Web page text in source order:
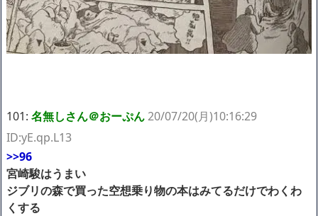
101: 名無しさん＠おーぷん20/07/20(月)10:16:29
ID:yE.qp.L13
>>96
宮崎駿はうまい
ジブリの森で買った空想乗り物の本はみてるだけでわくわ
くする